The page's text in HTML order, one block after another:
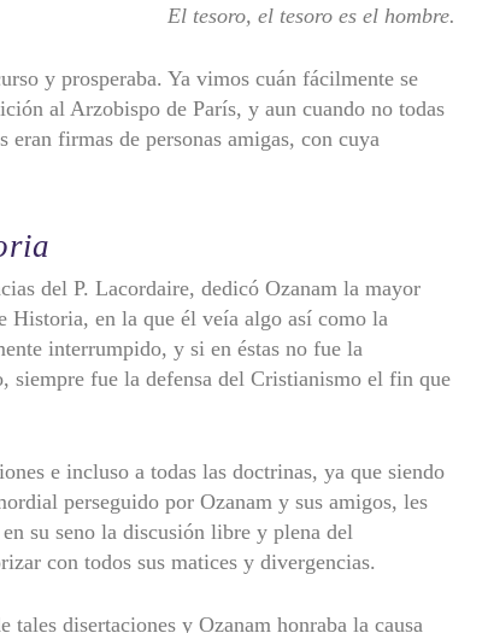
El tesoro, el tesoro es el hombre.
y prosperaba. Ya vimos cuán fácilmente se
al Arzobispo de París, y aun cuando no todas
firmas de personas amigas, con cuya
del P. Lacordaire, dedicó Ozanam la mayor
Historia, en la que él veía algo así como la
interrumpido, y si en éstas no fue la
siempre fue la defensa del Cristianismo el fin que
e incluso a todas las doctrinas, ya que siendo
perseguido por Ozanam y sus amigos, les
su seno la discusión libre y plena del
con todos sus matices y divergencias.
disertaciones y Ozanam honraba la causa